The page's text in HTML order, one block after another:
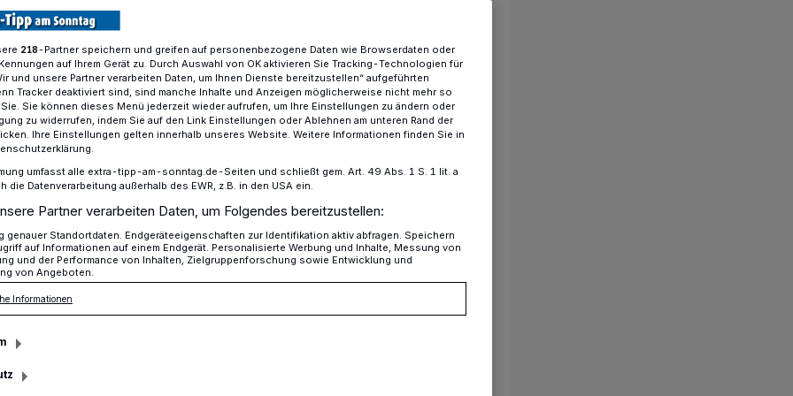
Lank präsentiert neues Stück ab dem 10. Oktober
Spaß
gehen die Vorbereitungen auf die
Lotumer Buretheater. Am 10. Oktober
em öm!“ (Ich bringe ihn um)
die Proben im Forum Wasserturm in
218-Partner speichern und greifen auf personenbezogene Daten wie Browserdaten oder
auf Ihrem Gerät zu. Durch Auswahl von OK aktivieren Sie Tracking-Technologien für
und unsere Partner verarbeiten Daten, um Ihnen Dienste bereitzustellen“ aufgeführten
Tracker deaktiviert sind, sind manche Inhalte und Anzeigen möglicherweise nicht mehr so
Sie können dieses Menü jederzeit wieder aufrufen, um Ihre Einstellungen zu ändern oder
zu widerrufen, indem Sie auf den Link Einstellungen oder Ablehnen am unteren Rand der
Ihre Einstellungen gelten innerhalb unseres Website. Weitere Informationen finden Sie in
umfasst alle extra-tipp-am-sonntag.de-Seiten und schließt gem. Art. 49 Abs. 1 S. 1 lit. a
die Datenverarbeitung außerhalb des EWR, z.B. in den USA ein.
Partner verarbeiten Daten, um Folgendes bereitzustellen:
genauer Standortdaten. Endgeräteeigenschaften zur Identifikation aktiv abfragen. Speichern
auf Informationen auf einem Endgerät. Personalisierte Werbung und Inhalte, Messung von
und der Performance von Inhalten, Zielgruppenforschung sowie Entwicklung und
von Angeboten.
Informationen